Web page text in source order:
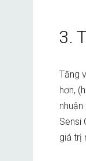
3.
Tăng
hơn,
Sensi
giá trị